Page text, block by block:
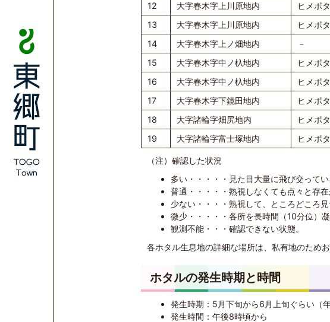
12
大字春木字上川原地内 ヒメボ
13
大字春木字上川原地内 ヒメボ
14
大字春木字上ノ畑地内 －
15
大字春木字中ノ杁地内 ヒメボ
16
大字春木字中ノ杁地内 ヒメボ
17
大字春木字下鏡田地内 ヒメボ
18
大字諸輪字畑尻地内 ヒメボ
19
大字諸輪字富士塚地内 ヒメボ
（注）確認した状況
多い・・・・・見た目大量に飛び交ってい
普通・・・・・熟視しなくても点々と存在
少ない・・・・熟視して、ところどころ見
微少・・・・・各所を長時間（10分位）
観測不能・・・確認できない状態。
各ホタル生息地の詳細な場所は、私有地のためお
ホタルの発生時期と時間
発生時期：5月下旬から6月上旬ぐらい（
発生時間：午後8時頃から